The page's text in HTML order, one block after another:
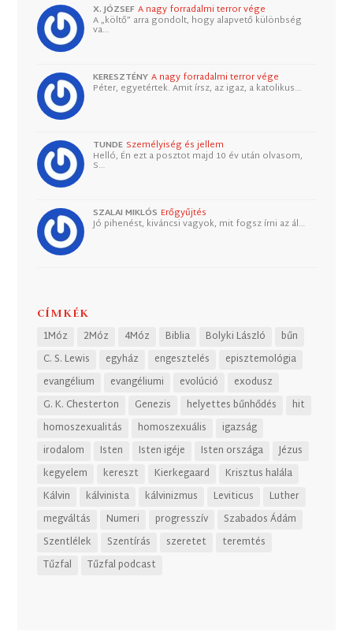
X. JÓZSEF A nagy forradalmi terror vége
A „költő” arra gondolt, hogy alapvető különbség
va…
KERESZTÉNY A nagy forradalmi terror vége
Péter, egyetértek. Amit írsz, az igaz, a katolikus…
TUNDE Személyiség és jellem
Helló, Én ezt a posztot majd 10 év után olvasom,
S…
SZALAI MIKLÓS Erőgyűjtés
Jó pihenést, kiváncsi vagyok, mit fogsz írni az ál…
CÍMKÉK
1Móz 2Móz 4Móz Biblia Bolyki László
bűn
C. S. Lewis
egyház engesztelés
episztemológia
evangélium
evangéliumi evolúció
exodusz
G. K. Chesterton
Genezis helyettes bűnhődés
hit
homoszexualitás
homoszexuális
igazság
irodalom
Isten Isten igéje Isten országa
Jézus
kegyelem
kereszt Kierkegaard
Krisztus halála
Kálvin
kálvinista kálvinizmus Leviticus
Luther
megváltás
Numeri progresszív
Szabados Ádám
Szentlélek
Szentírás szeretet
teremtés
Tűzfal
Tűzfal podcast